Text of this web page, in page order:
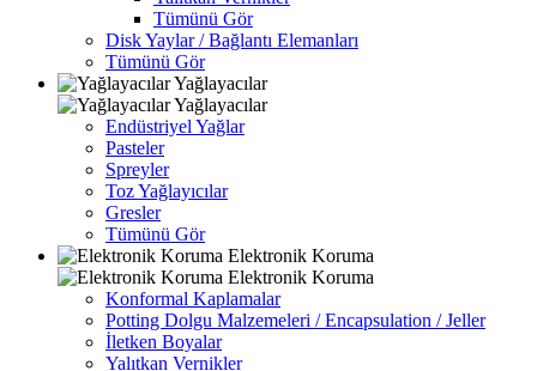
Tümünü Gör
Disk Yaylar / Bağlantı Elemanları
Tümünü Gör
Yağlayacılar
Yağlayacılar
Endüstriyel Yağlar
Pasteler
Spreyler
Toz Yağlayıcılar
Gresler
Tümünü Gör
Elektronik Koruma
Elektronik Koruma
Konformal Kaplamalar
Potting Dolgu Malzemeleri / Encapsulation / Jeller
İletken Boyalar
Yalıtkan Vernikler